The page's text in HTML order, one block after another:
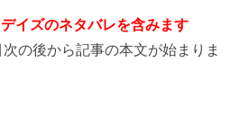
イズのネタバレを含みます
の後から記事の本文が始まりま